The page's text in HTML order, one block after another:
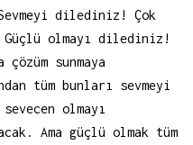
dilediniz! Çok
olmayı dilediniz!
sunmaya
tüm bunları sevmeyi
olmayı
Ama güçlü olmak tüm